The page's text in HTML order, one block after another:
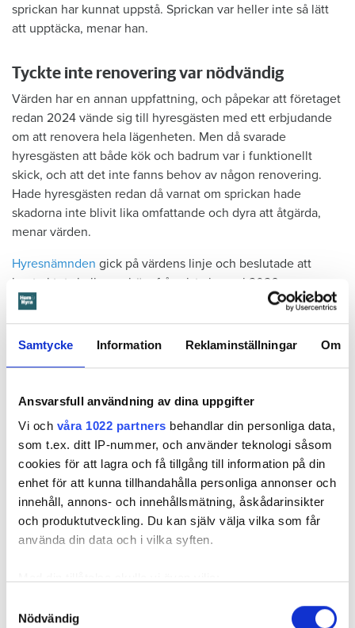
Samtycke Information Reklaminställningar Om
Ansvarsfull användning av dina uppgifter
Vi och våra 1022 partners behandlar din personliga data,
som t.ex. ditt IP-nummer, och använder teknologi såsom
cookies för att lagra och få tillgång till information på din
enhet för att kunna tillhandahålla personliga annonser och
innehåll, annons- och innehållsmätning, åskådarinsikter
och produktutveckling. Du kan själv välja vilka som får
använda din data och i vilka syften.
som kan ha en noggrannhet på upp till flera meter
Nödvändig
sprickan har kunnat uppstå. Sprickan var heller inte så lätt
att upptäcka, menar han.
Tyckte inte renovering var nödvändig
Värden har en annan uppfattning, och påpekar att företaget
redan 2024 vände sig till hyresgästen med ett erbjudande
om att renovera hela lägenheten. Men då svarade
hyresgästen att både kök och badrum var i funktionellt
skick, och att det inte fanns behov av någon renovering.
Hade hyresgästen redan då varnat om sprickan hade
skadorna inte blivit lika omfattande och dyra att åtgärda,
menar värden.
Hyresnämnden gick på värdens linje och beslutade att
kontraktet skulle upphöra från sista januari 2026.
Hyresgästen borde med tanke på att sprickan var så stor
som den var och satt där den satt ha insett att den kunde
medföra större problem, menar hyresnämnden.
Beslutet överklagades till Svea hovrättsom nu har kommit
med ett beslut. Den enda ändringen är att hyresgästen får
längre tid på sig att flytta – något som hyresvärden inför
domen sagt sig villig att gå med på. Innan 2 november i år
ska hyresgästen ha flyttat ut.
Svea hovrätts beslut kan inte överklagas.
Så undviker du mögel – fyra riskplatser i lägenheten: ”Måste städa bort”